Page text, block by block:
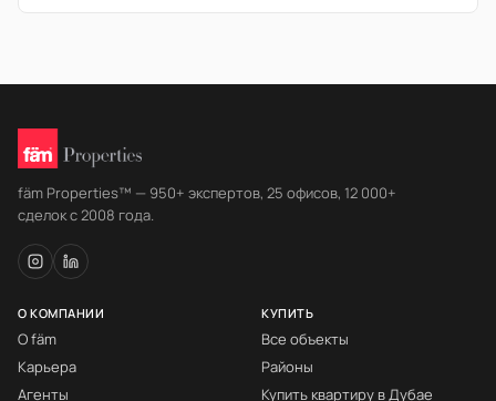
fäm Properties™ — 950+ экспертов, 25 офисов, 12 000+
сделок с 2008 года.
О КОМПАНИИ
О fäm
Карьера
Агенты
КУПИТЬ
Все объекты
Районы
Купить квартиру в Дубае